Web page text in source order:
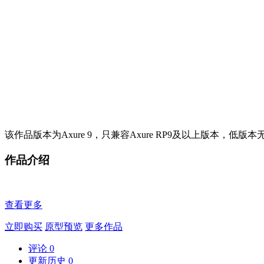
该作品版本为Axure 9，只兼容Axure RP9及以上版本，低版本
作品介绍
查看更多
立即购买 原型预览 更多作品
评论 0
更新历史 0